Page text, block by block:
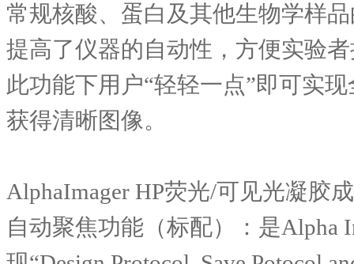
常规核酸、蛋白及其他生物学样
提高了仪器的自动性，方便实验
此功能下用户“轻轻一点”即可实
获得清晰图像。
AlphaImager HP荧光/可见光凝胶
自动聚焦功能（标配）：是Alpha